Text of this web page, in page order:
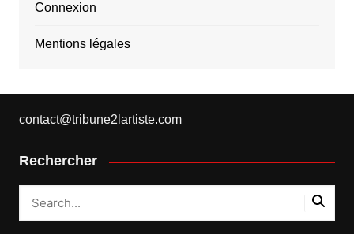
Connexion
Mentions légales
contact@tribune2lartiste.com
Rechercher